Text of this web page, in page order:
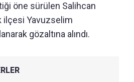
öne sürülen Salihcan
ilçesi Yavuzselim
gözaltına alındı.